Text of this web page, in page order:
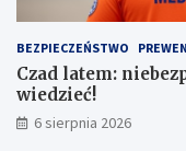
a
,
1
m
l
BEZPIECZEŃSTWO
Czad latem:
wiedzieć!
6 sierpnia 2026